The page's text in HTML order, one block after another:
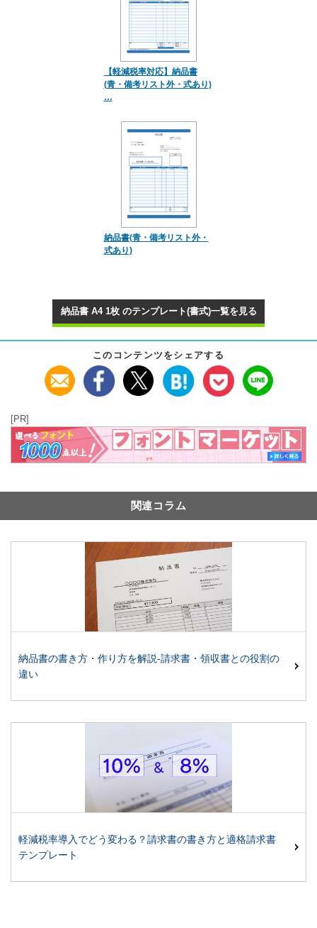
【軽減税率対応】納品書
(青・備考リスト外・式あり)
…
納品書(青・備考リスト外・
式あり)
納品書 A4 1枚 のテンプレート(書式)一覧を見る
このコンテンツをシェアする
[PR]
関連コラム
納品書の書き方・作り方を解説-請求書・領収書との役割の
違い
軽減税率導入でどう変わる？請求書の書き方と適格請求書
テンプレート